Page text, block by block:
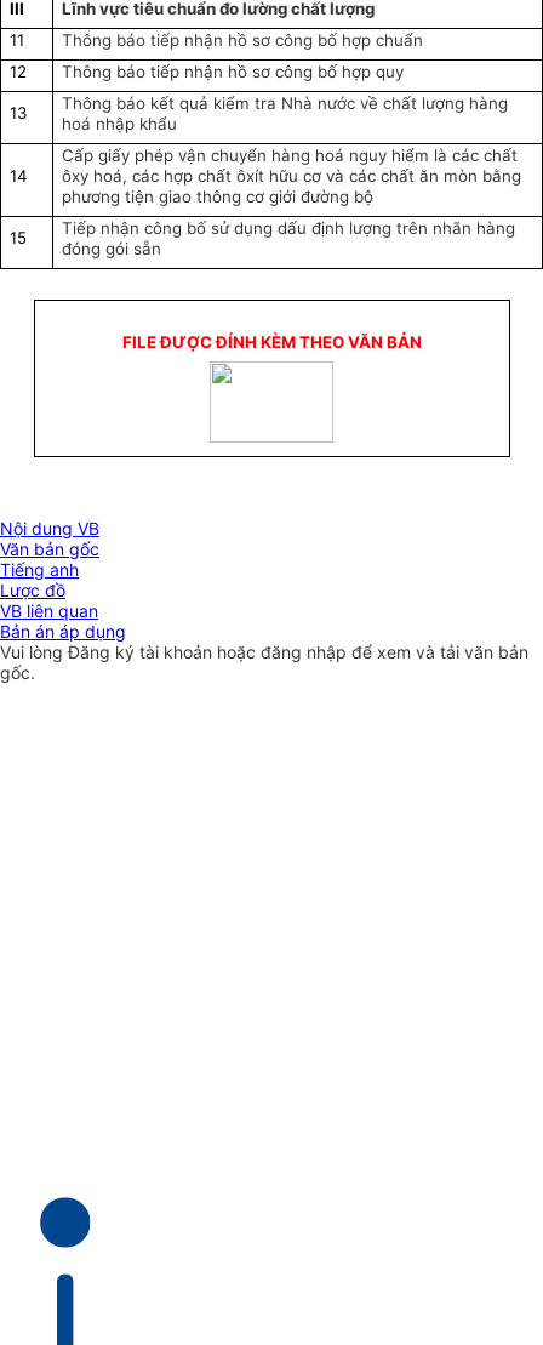
III
Lĩnh vực tiêu chuẩn đo lường chất lượng
11
Thông báo tiếp nhận hồ sơ công bố hợp chuẩn
12
Thông báo tiếp nhận hồ sơ công bố hợp quy
13
Thông báo kết quả kiểm tra Nhà nước về chất lượng hàng
hoá nhập khẩu
14
Cấp giấy phép vận chuyển hàng hoá nguy hiểm là các chất
ôxy hoá, các hợp chất ôxít hữu cơ và các chất ăn mòn bằng
phương tiện giao thông cơ giới đường bộ
15
Tiếp nhận công bố sử dụng dấu định lượng trên nhãn hàng
đóng gói sẵn
FILE ĐƯỢC ĐÍNH KÈM THEO VĂN BẢN
Nội dung VB
Văn bản gốc
Tiếng anh
Lược đồ
VB liên quan
Bản án áp dụng
Vui lòngĐăng ký tài khoản hoặc đăng nhập để xem và tải văn bản
gốc.